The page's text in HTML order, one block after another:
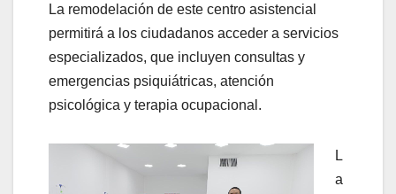
La remodelación de este centro asistencial
permitirá a los ciudadanos acceder a servicios
especializados, que incluyen consultas y
emergencias psiquiátricas, atención
psicológica y terapia ocupacional.
L
a